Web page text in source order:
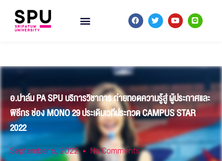
อ.ปาล์ม PA SPU บริการวิชาการ ถ่ายทอดความรู้สู่ ผู้ประกาศและ
พิธีกร ช่อง MONO 29 ประเดิมเวทีประกวด CAMPUS STAR
2022
September 6, 2022 No Comments